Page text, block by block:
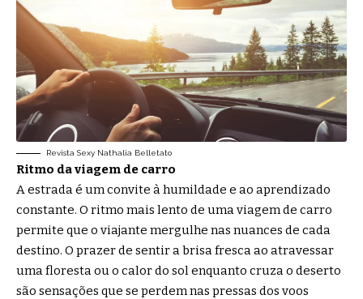
Revista Sexy Nathalia Belletato
Ritmo da viagem de carro
A estrada é um convite à humildade e ao aprendizado
constante. O ritmo mais lento de uma viagem de carro
permite que o viajante mergulhe nas nuances de cada
destino. O prazer de sentir a brisa fresca ao atravessar
uma floresta ou o calor do sol enquanto cruza o deserto
são sensações que se perdem nas pressas dos voos